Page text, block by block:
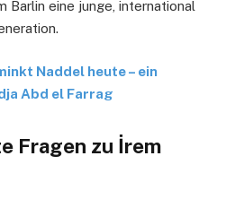
Barlin eine junge, international
Naddel heute – ein
Abd el Farrag
Fragen zu İrem